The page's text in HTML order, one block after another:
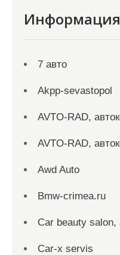
Информация
7 авто
Akpp-sevastopol
AVTO-RAD,
AVTO-RAD,
Awd Auto
Bmw-crimea.ru
Car beauty salon,
Car-x servis